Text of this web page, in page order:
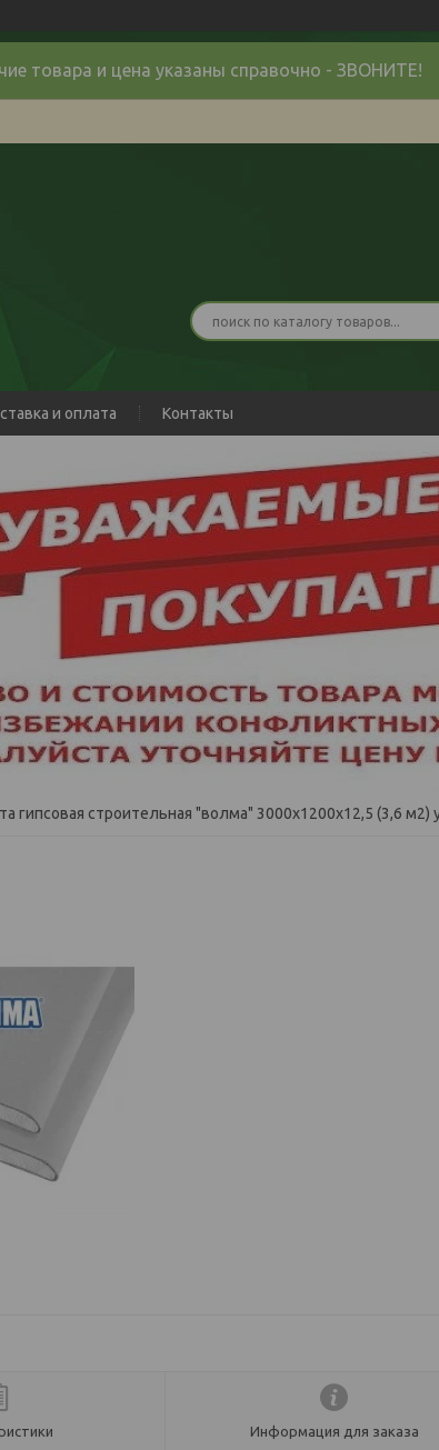
товара и цена указаны справочно - ЗВОНИТЕ!
и оплата Контакты
гипсовая строительная "волма" 3000х1200х12,5 (3,6 м2)
Информация для заказа